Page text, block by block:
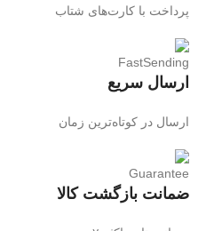
پرداخت با کارت‌های شتاب
ارسال سریع
ارسال در کوتاه‌ترین زمان
ضمانت بازگشت کالا